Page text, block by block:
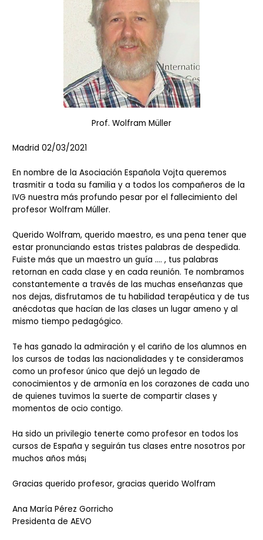
Prof. Wolfram Müller
Madrid 02/03/2021
En nombre de la Asociación Española Vojta queremos
trasmitir a toda su familia y a todos los compañeros de la
IVG nuestra más profundo pesar por el fallecimiento del
profesor Wolfram Múller.
Querido Wolfram, querido maestro, es una pena tener que
estar pronunciando estas tristes palabras de despedida.
Fuiste más que un maestro un guía …. , tus palabras
retornan en cada clase y en cada reunión. Te nombramos
constantemente a través de las muchas enseñanzas que
nos dejas, disfrutamos de tu habilidad terapéutica y de tus
anécdotas que hacían de las clases un lugar ameno y al
mismo tiempo pedagógico.
Te has ganado la admiración y el cariño de los alumnos en
los cursos de todas las nacionalidades y te consideramos
como un profesor único que dejó un legado de
conocimientos y de armonía en los corazones de cada uno
de quienes tuvimos la suerte de compartir clases y
momentos de ocio contigo.
Ha sido un privilegio tenerte como profesor en todos los
cursos de España y seguirán tus clases entre nosotros por
muchos años más¡
Gracias querido profesor, gracias querido Wolfram
Ana María Pérez Gorricho
Presidenta de AEVO